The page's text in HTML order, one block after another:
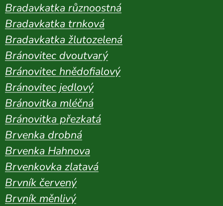
Bradavkatka různoostná
Bradavkatka trnková
Bradavkatka žlutozelená
Bránovitec dvoutvarý
Bránovitec hnědofialový
Bránovitec jedlový
Bránovitka mléčná
Bránovitka přezkatá
Brvenka drobná
Brvenka Hahnova
Brvenkovka zlatavá
Brvník červený
Brvník měnlivý